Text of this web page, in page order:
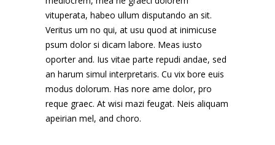
vituperata, habeo ullum disputando an sit.
Veritus um no qui, at usu quod at inimicuse
psum dolor si dicam labore. Meas iusto
oporter and. Ius vitae parte repudi andae, sed
an harum simul interpretaris. Cu vix bore euis
modus dolorum. Has nore ame dolor, pro
reque graec. At wisi mazi feugat. Neis aliquam
apeirian mel, and choro.